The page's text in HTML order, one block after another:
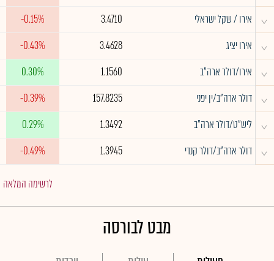
^ אירו / שקל ישראלי 3.4710
-0.15%
^ אירו יציג 3.4628
-0.43%
^ אירו/דולר ארה"ב 1.1560
0.30%
^ דולר ארה"ב/ין יפני 157.8235
-0.39%
^ ליש"ט/דולר ארה"ב 1.3492
0.29%
^ דולר ארה"ב/דולר קנדי 1.3945
-0.49%
לרשימה המלאה
מבט לבורסה